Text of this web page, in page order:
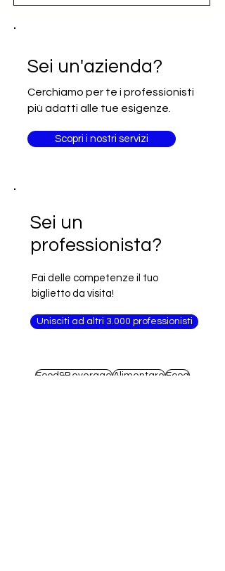
Iscrizione alla newsletter Going
International
Sei un'azienda?
Cerchiamo per te i professionisti
più adatti alle tue esigenze.
Scopri i nostri servizi
Sei un
professionista?
Fai delle competenze il tuo
biglietto da visita!
Unisciti ad altri 3.000 professionisti
Food&BeverageAlimentareFood